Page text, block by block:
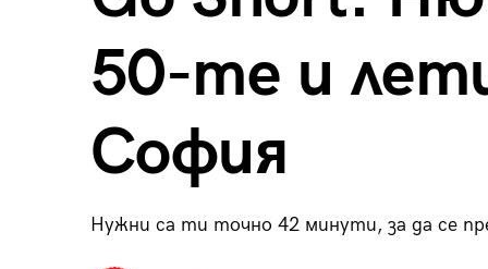
50-те и
София
Нужни са ти точно 42 минути, за да се
Summer Prelude: как